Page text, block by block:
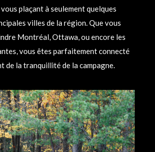
plaçant à seulement quelques
villes de la région. Que vous
Montréal, Ottawa, ou encore les
vous êtes parfaitement connecté
de la tranquillité de la campagne.